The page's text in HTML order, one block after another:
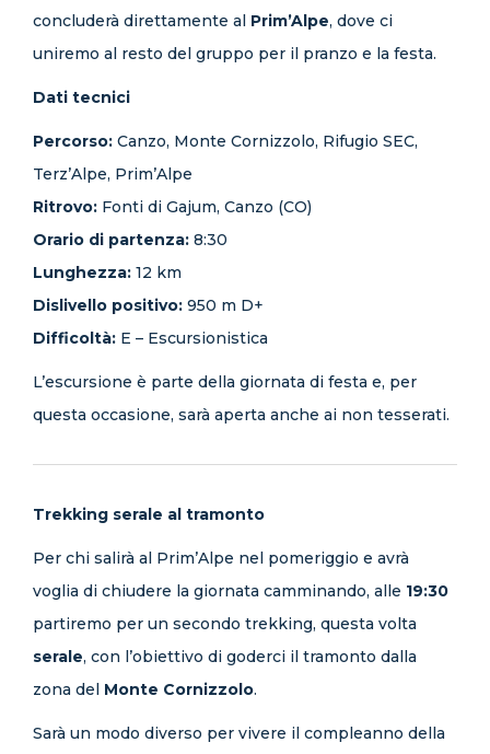
concluderà direttamente al Prim’Alpe, dove ci
uniremo al resto del gruppo per il pranzo e la festa.
Dati tecnici
Percorso: Canzo, Monte Cornizzolo, Rifugio SEC,
Terz’Alpe, Prim’Alpe
Ritrovo: Fonti di Gajum, Canzo (CO)
Orario di partenza: 8:30
Lunghezza: 12 km
Dislivello positivo: 950 m D+
Difficoltà: E – Escursionistica
L’escursione è parte della giornata di festa e, per
questa occasione, sarà aperta anche ai non tesserati.
Trekking serale al tramonto
Per chi salirà al Prim’Alpe nel pomeriggio e avrà
voglia di chiudere la giornata camminando, alle 19:30
partiremo per un secondo trekking, questa volta
serale, con l’obiettivo di goderci il tramonto dalla
zona del Monte Cornizzolo.
Sarà un modo diverso per vivere il compleanno della